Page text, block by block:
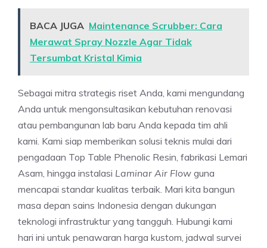
BACA JUGA Maintenance Scrubber: Cara
Merawat Spray Nozzle Agar Tidak
Tersumbat Kristal Kimia
Sebagai mitra strategis riset Anda, kami mengundang
Anda untuk mengonsultasikan kebutuhan renovasi
atau pembangunan lab baru Anda kepada tim ahli
kami. Kami siap memberikan solusi teknis mulai dari
pengadaan Top Table Phenolic Resin, fabrikasi Lemari
Asam, hingga instalasi Laminar Air Flow guna
mencapai standar kualitas terbaik. Mari kita bangun
masa depan sains Indonesia dengan dukungan
teknologi infrastruktur yang tangguh. Hubungi kami
hari ini untuk penawaran harga kustom, jadwal survei